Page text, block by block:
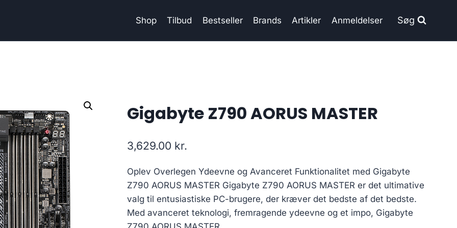
Shop Tilbud Bestseller Brands Artikler Anmeldelser Søg
Gigabyte Z790 AORUS MASTER
3,629.00 kr.
Oplev Overlegen Ydeevne og Avanceret Funktionalitet med Gigabyte
Z790 AORUS MASTER Gigabyte Z790 AORUS MASTER er det ultimative
valg til entusiastiske PC-brugere, der kræver det bedste af det bedste.
Med avanceret teknologi, fremragende ydeevne og et impo, Gigabyte